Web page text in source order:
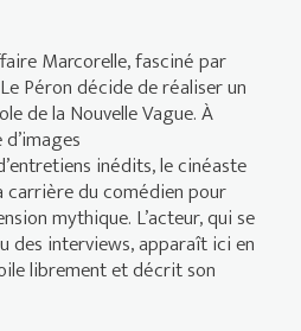
Marcorelle, fasciné par
Péron décide de réaliser un
de la Nouvelle Vague. À
inédits, le cinéaste
carrière du comédien pour
mythique. L’acteur, qui se
des interviews, apparaît ici en
librement et décrit son